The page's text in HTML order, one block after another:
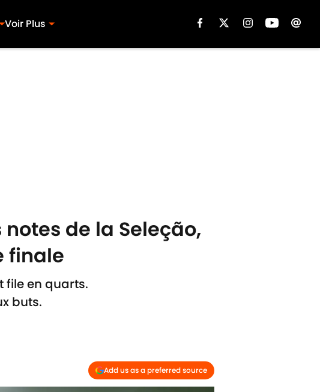
Voir Plus
de la Seleção,
finale
file en quarts.
buts.
Add us as a preferred source